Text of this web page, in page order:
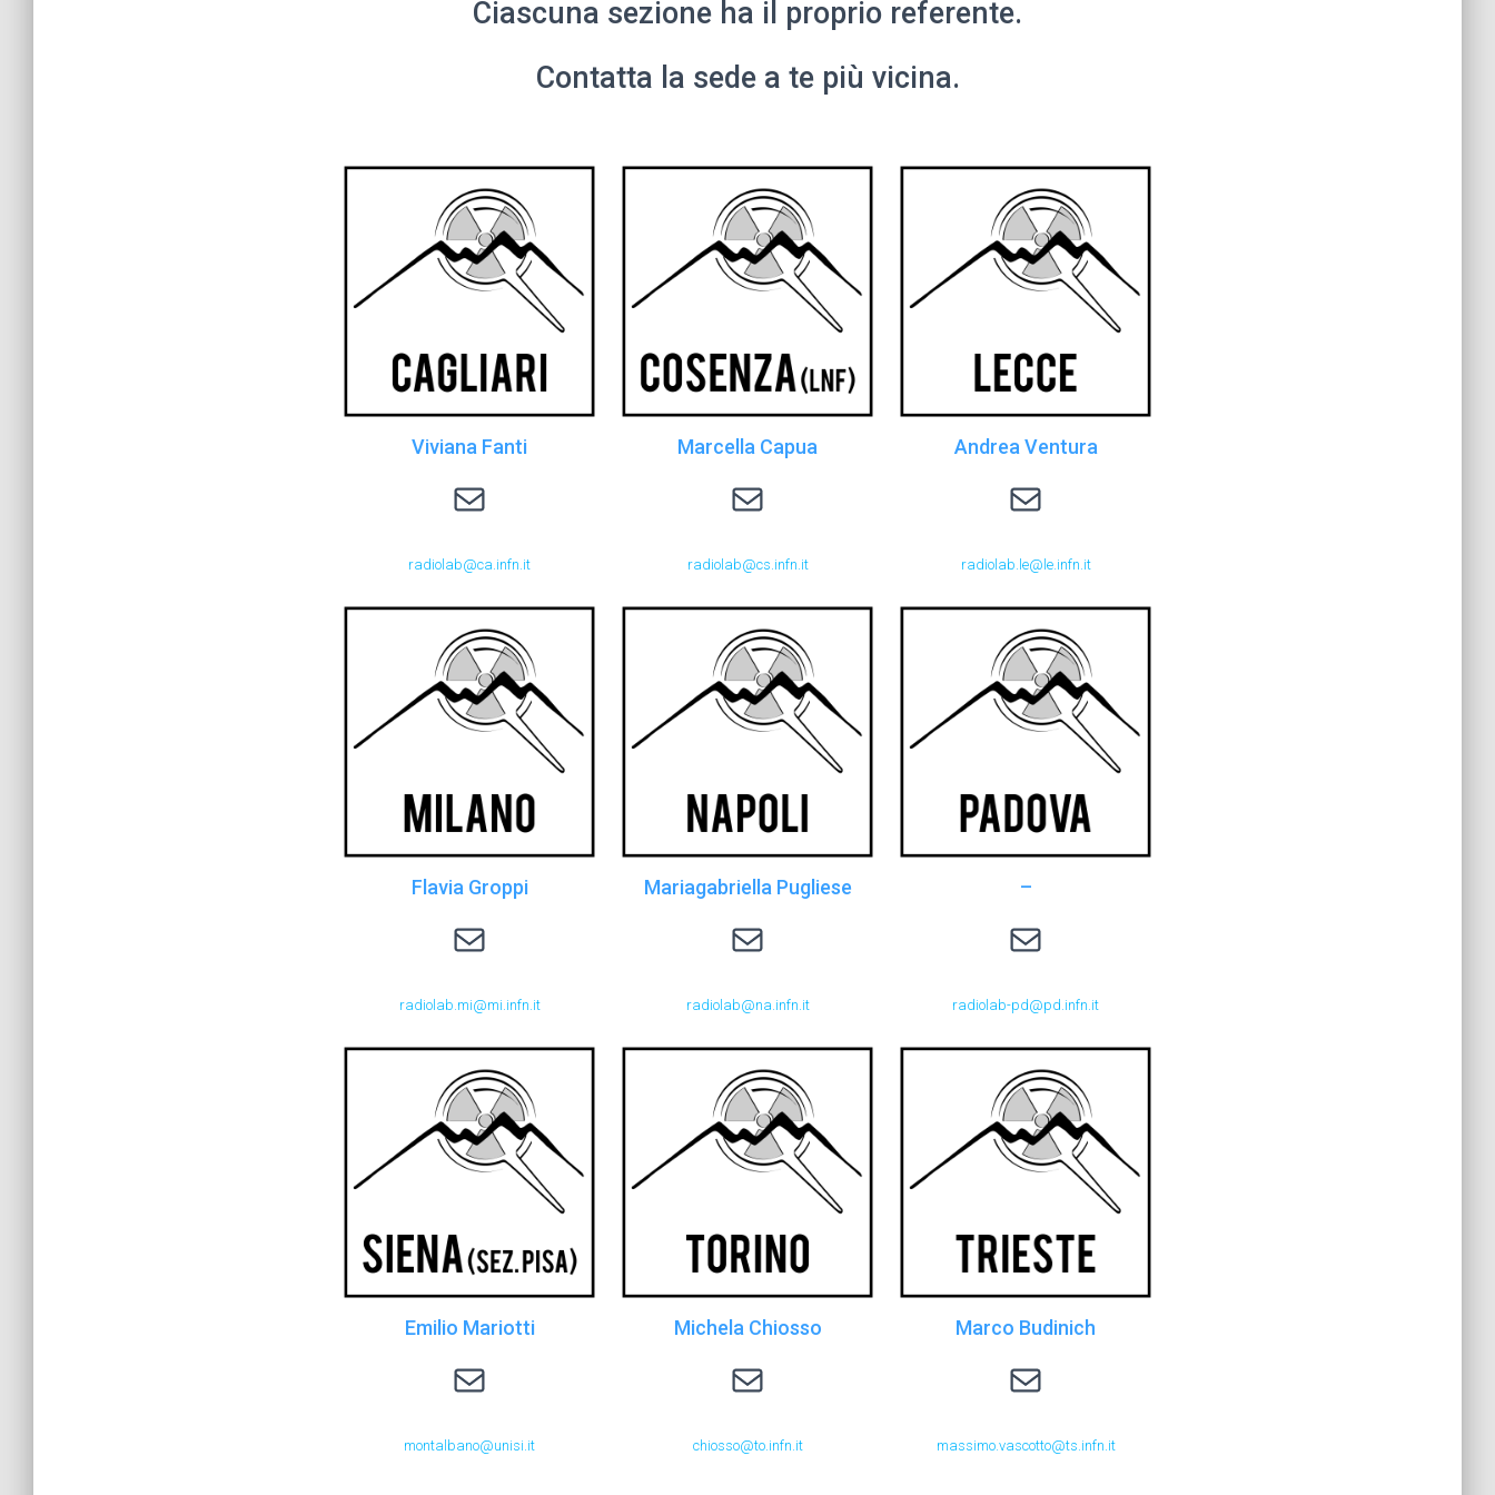
Ciascuna sezione ha il proprio referente.
Contatta la sede a te più vicina.
Viviana Fanti
radiolab@ca.infn.it
radiolab@ca.infn.it
Marcella Capua
radiolab@cs.infn.it
radiolab@cs.infn.it
Andrea Ventura
radiolab.le@le.infn.it
radiolab.le@le.infn.it
Flavia Groppi
radiolab.mi@mi.infn.it
radiolab.mi@mi.infn.it
Mariagabriella Pugliese
radiolab@na.infn.it
radiolab@na.infn.it
–
radiolab-pd@pd.infn.it
radiolab-pd@pd.infn.it
Emilio Mariotti
montalbano@unisi.it
montalbano@unisi.it
Michela Chiosso
chiosso@to.infn.it
chiosso@to.infn.it
Marco Budinich
massimo.vascotto@ts.infn.it
massimo.vascotto@ts.infn.it